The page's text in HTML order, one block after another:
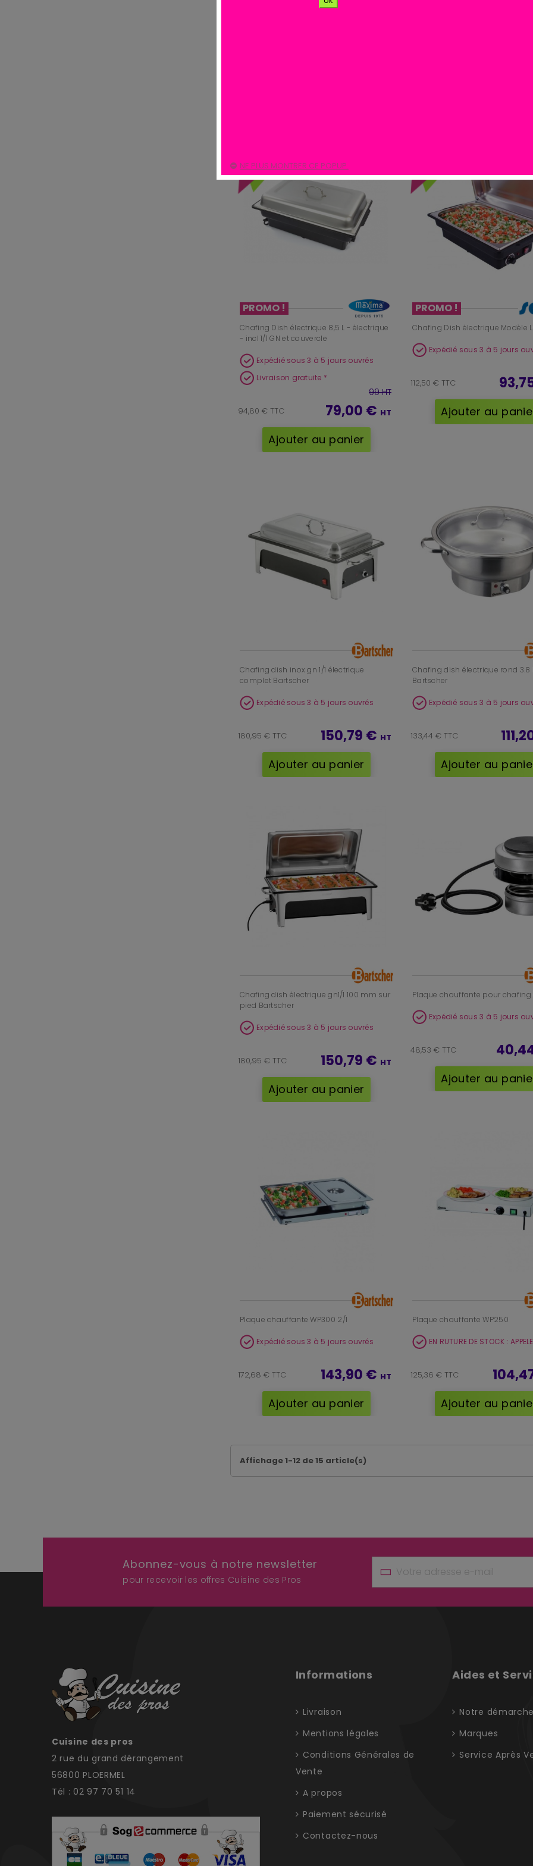
PROMO !
Chafing Dish électrique 8,5 L - électrique
- incl 1/1 GN et couvercle
Expédié sous 3 à 5 jours ouvrés
Livraison gratuite *
94,80 € TTC
99 HT
79,00 € HT
Ajouter au panier
PROMO !
Chafing Dish électrique Modèle
Expédié sous 3 à 5 jours
112,50 € TTC
Ajouter au
Chafing dish inox gn 1/1 électrique
complet Bartscher
Expédié sous 3 à 5 jours ouvrés
180,95 € TTC 150,79 € HT
Ajouter au panier
Chafing dish électrique rond 3.8
Bartscher
Expédié sous 3 à 5 jours
133,44 € TTC
Ajouter au
Chafing dish électrique gn1/1 100 mm sur
pied Bartscher
Expédié sous 3 à 5 jours ouvrés
180,95 € TTC 150,79 € HT
Ajouter au panier
Plaque chauffante pour chafing
Expédié sous 3 à 5 jours
48,53 € TTC
Ajouter au
Plaque chauffante WP300 2/1
Expédié sous 3 à 5 jours ouvrés
172,68 € TTC 143,90 € HT
Ajouter au panier
Plaque chauffante WP250
EN RUTURE DE STOCK :
125,36 € TTC
Ajouter au
Affichage 1-12 de 15 article(s)
Abonnez-vous à notre newsletter
pour recevoir les offres Cuisine des Pros
Cuisine des pros
2 rue du grand dérangement
56800 PLOERMEL
Tél : 02 97 70 51 14
Informations
Livraison
Mentions légales
Conditions Générales de
Vente
A propos
Paiement sécurisé
Contactez-nous
Aides et
Notre démarche
Marques
Service Après
NE PLUS MONTRER CE POPUP.